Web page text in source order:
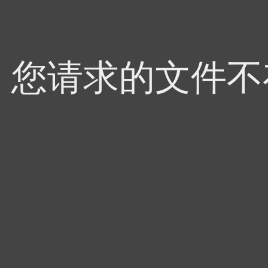
您请求的文件